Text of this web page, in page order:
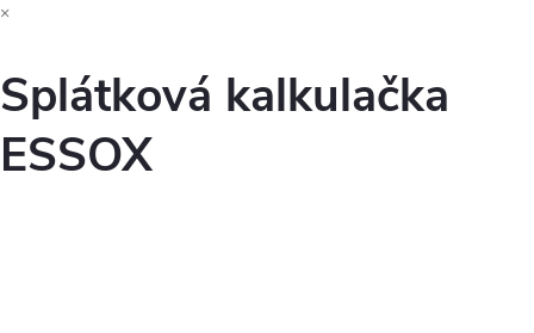
×
Splátková kalkulačka
ESSOX